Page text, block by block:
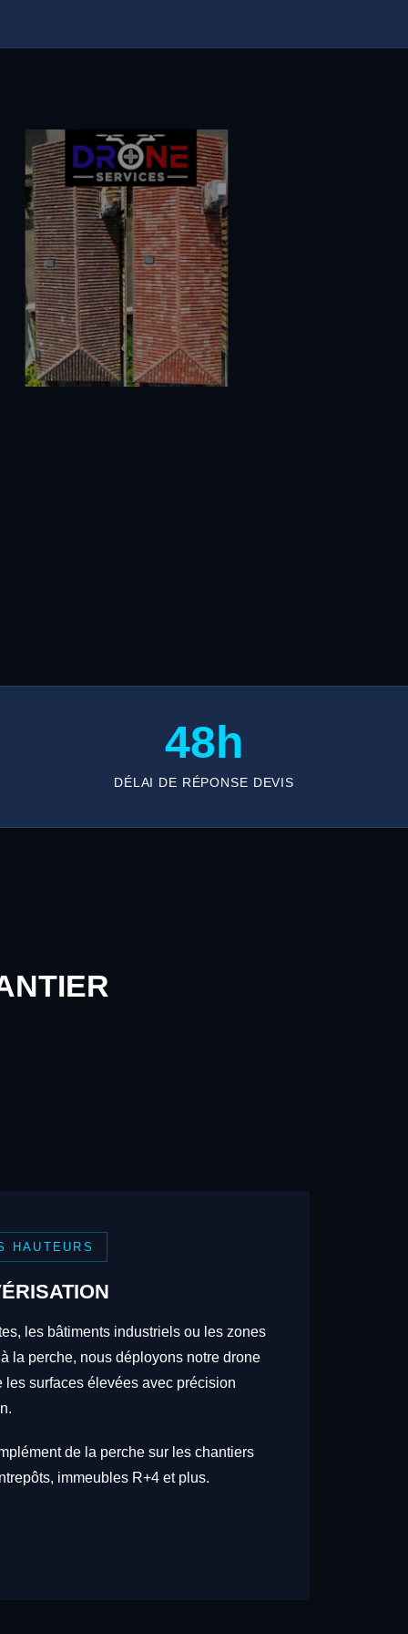
48h
DÉLAI DE RÉPONSE DEVIS
HAUTEURS
les bâtiments industriels ou les zones
la perche, nous déployons notre drone
les surfaces élevées avec précision
de la perche sur les chantiers
immeubles R+4 et plus.